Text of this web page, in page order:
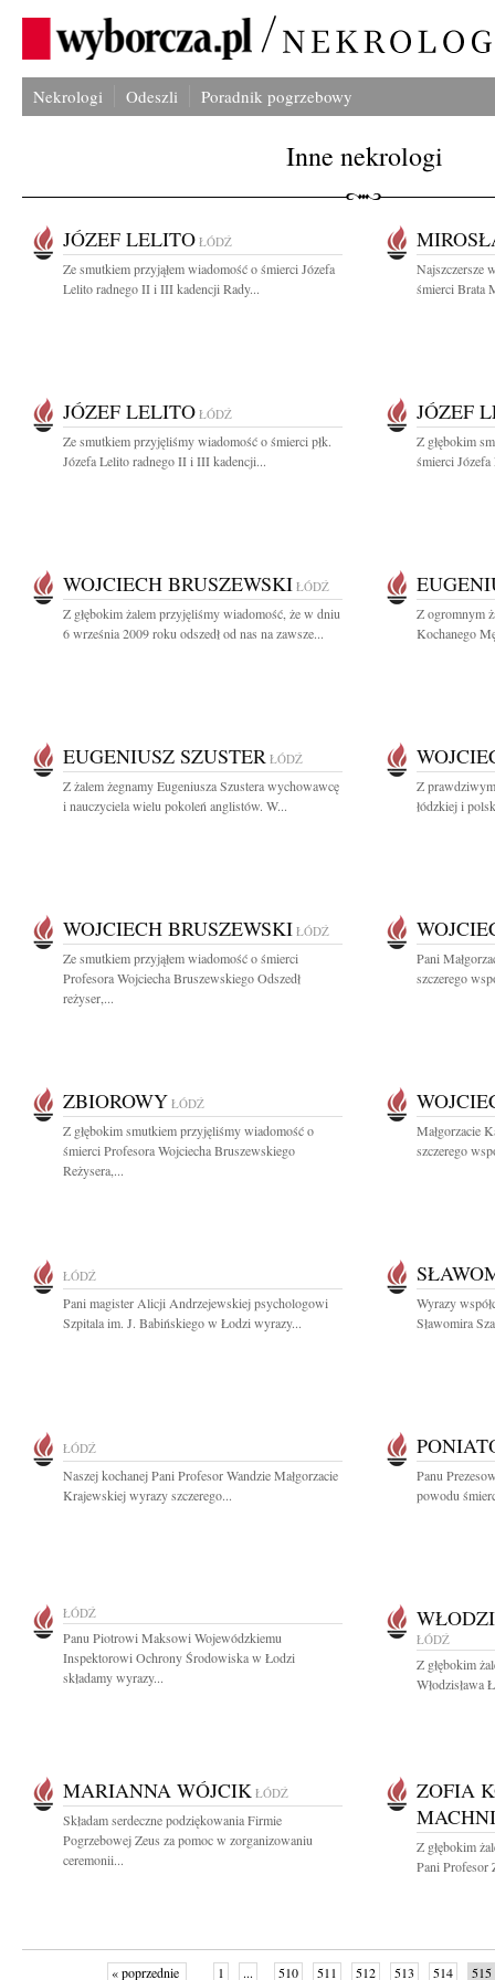
Nekrologi Odeszli Poradnik pogrzebowy
Inne nekrologi
JÓZEF LELITO ŁÓDŹ
Ze smutkiem przyjąłem wiadomość o śmierci Józefa
Lelito radnego II i III kadencji Rady...
Najszczersze
śmierci Brata
JÓZEF LELITO ŁÓDŹ
Ze smutkiem przyjęliśmy wiadomość o śmierci płk.
Józefa Lelito radnego II i III kadencji...
JÓZEF
Z głębokim
śmierci
WOJCIECH BRUSZEWSKI ŁÓDŹ
Z głębokim żalem przyjęliśmy wiadomość, że w dniu
6 września 2009 roku odszedł od nas na zawsze...
Z ogromnym
Kochanego
EUGENIUSZ SZUSTER ŁÓDŹ
Z żalem żegnamy Eugeniusza Szustera wychowawcę
i nauczyciela wielu pokoleń anglistów. W...
Z
łódzkiej i
WOJCIECH BRUSZEWSKI ŁÓDŹ
Ze smutkiem przyjąłem wiadomość o śmierci
Profesora Wojciecha Bruszewskiego Odszedł
reżyser,...
Pani
szczerego
ZBIOROWY ŁÓDŹ
Z głębokim smutkiem przyjęliśmy wiadomość o
śmierci Profesora Wojciecha Bruszewskiego
Reżysera,...
Małgorzacie
szczerego
ŁÓDŹ
Pani magister Alicji Andrzejewskiej psychologowi
Szpitala im. J. Babińskiego w Łodzi wyrazy...
Wyrazy
Sławomira
ŁÓDŹ
Naszej kochanej Pani Profesor Wandzie Małgorzacie
Krajewskiej wyrazy szczerego...
Panu
powodu
ŁÓDŹ
Panu Piotrowi Maksowi Wojewódzkiemu
Inspektorowi Ochrony Środowiska w Łodzi
składamy wyrazy...
ŁÓDŹ
Z głębokim
Włodzisława
MARIANNA WÓJCIK ŁÓDŹ
Składam serdeczne podziękowania Firmie
Pogrzebowej Zeus za pomoc w zorganizowaniu
ceremonii...
ZOFIA
Z głębokim
Pani
« poprzednie 1 ... 510 511 512 513 514 515